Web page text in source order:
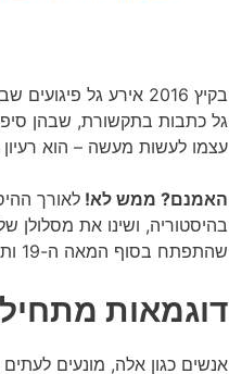
בקיץ 2016 אירע גל
גל כתבות בתקשורת, שבהן
עצמו לעשות מעשה – הוא
האמנם? ממש לא! לאורך
בהיסטוריה, ושינו את מסלולן
שהתפתח בסוף המאה ה-19 ותחילת ה-20, וכונה: "תעמולה באמצעות פעולה".
דוגמאות
אנשים כגון אלה, מונעים לעתים